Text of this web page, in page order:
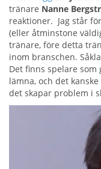
tränare Nanne
reaktioner. Jag står
(eller åtminstone
tränare, före detta
inom branschen.
Det finns spelare
lämna, och det
det skapar problem i